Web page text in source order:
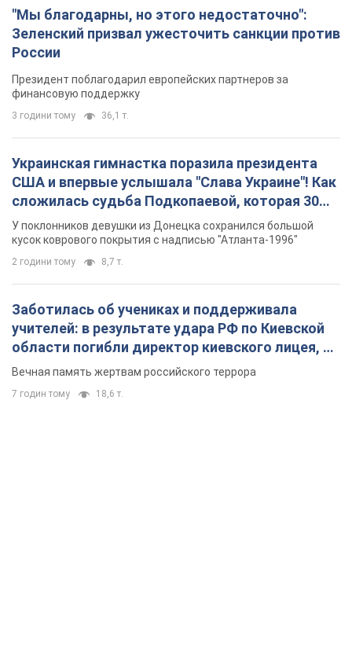
"Мы благодарны, но этого недостаточно":
Зеленский призвал ужесточить санкции против
России
Президент поблагодарил европейских партнеров за
финансовую поддержку
3 години тому 36,1 т.
Украинская гимнастка поразила президента
США и впервые услышала "Слава Украине"! Как
сложилась судьба Подкопаевой, которая 30
лет назад завоевала "золото" Олимпиады
У поклонников девушки из Донецка сохранился большой
кусок коврового покрытия с надписью "Атланта-1996"
2 години тому 8,7 т.
Заботилась об учениках и поддерживала
учителей: в результате удара РФ по Киевской
области погибли директор киевского лицея, её
муж и внук
Вечная память жертвам российского террора
7 годин тому 18,6 т.